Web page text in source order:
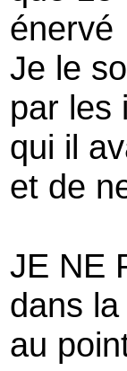
énervé
Je le
par les
qui il
et de
JE NE
dans
au